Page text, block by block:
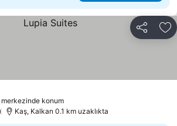
Paylaş
konumFiyatları görün
görün
Kaş, Kalkan 0.1 km uzaklıkta